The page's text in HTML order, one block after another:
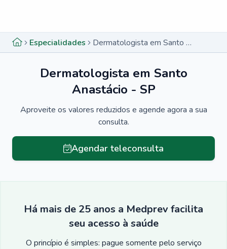
Especialidades Dermatologista em Santo Anastácio - SP
Dermatologista em Santo
Anastácio - SP
Aproveite os valores reduzidos e agende agora a sua
consulta.
Agendar teleconsulta
Há mais de 25 anos a Medprev facilita
seu acesso à saúde
O princípio é simples: pague somente pelo serviço